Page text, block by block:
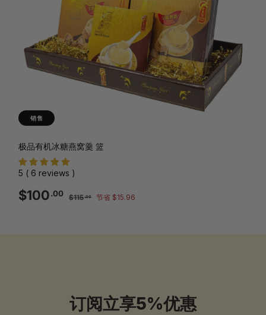
销售
极品有机冰糖燕窝羹 篮
5 ( 6 reviews )
销
售
$100.00$100.00
常
$115.96$115.96
节省 $15.96
订阅立享5%优惠